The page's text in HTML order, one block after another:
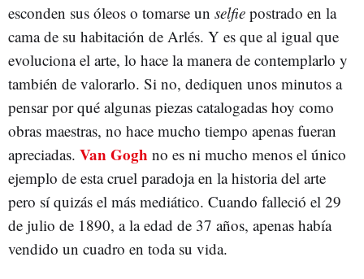
esconden sus óleos o tomarse un selfie postrado en la
cama de su habitación de Arlés. Y es que al igual que
evoluciona el arte, lo hace la manera de contemplarlo y
también de valorarlo. Si no, dediquen unos minutos a
pensar por qué algunas piezas catalogadas hoy como
obras maestras, no hace mucho tiempo apenas fueran
apreciadas. Van Gogh no es ni mucho menos el único
ejemplo de esta cruel paradoja en la historia del arte
pero sí quizás el más mediático. Cuando falleció el 29
de julio de 1890, a la edad de 37 años, apenas había
vendido un cuadro en toda su vida.